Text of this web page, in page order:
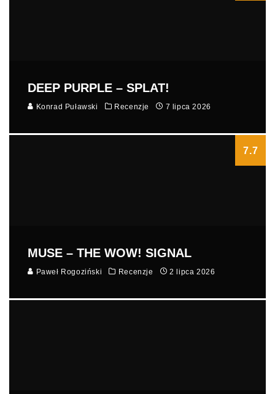
DEEP PURPLE – SPLAT!
Konrad Puławski Recenzje 7 lipca 2026
7.7
MUSE – THE WOW! SIGNAL
Paweł Rogoziński Recenzje 2 lipca 2026